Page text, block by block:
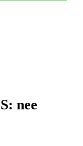
nee